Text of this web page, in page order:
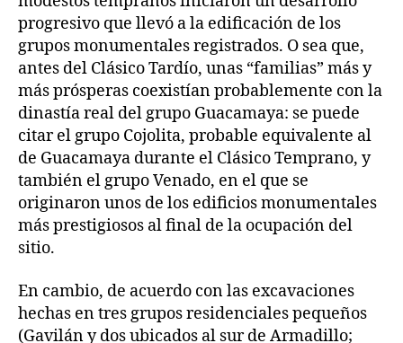
progresivo que llevó a la edificación de los
grupos monumentales registrados. O sea que,
antes del Clásico Tardío, unas “familias” más y
más prósperas coexistían probablemente con la
dinastía real del grupo Guacamaya: se puede
citar el grupo Cojolita, probable equivalente al
de Guacamaya durante el Clásico Temprano, y
también el grupo Venado, en el que se
originaron unos de los edificios monumentales
más prestigiosos al final de la ocupación del
sitio.
En cambio, de acuerdo con las excavaciones
hechas en tres grupos residenciales pequeños
(Gavilán y dos ubicados al sur de Armadillo;